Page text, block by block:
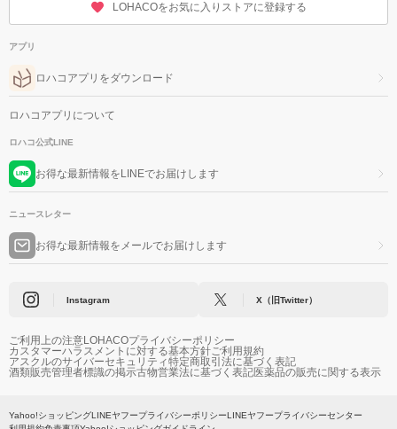
LOHACOをお気に入りストアに登録する
アプリ
ロハコアプリをダウンロード
ロハコアプリについて
ロハコ公式LINE
お得な最新情報をLINEでお届けします
ニュースレター
お得な最新情報をメールでお届けします
Instagram X（旧Twitter）
ご利用上の注意LOHACOプライバシーポリシー
カスタマーハラスメントに対する基本方針ご利用規約
アスクルのサイバーセキュリティ特定商取引法に基づく表記
酒類販売管理者標識の掲示古物営業法に基づく表記医薬品の販売に関する表示
Yahoo!ショッピングLINEヤフープライバシーポリシーLINEヤフープライバシーセンター